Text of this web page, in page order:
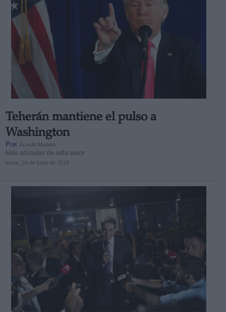
Teherán mantiene el pulso a
Washington
Por Álvaro Madrid
Más artículos de este autor
lunes, 24 de junio de 2019